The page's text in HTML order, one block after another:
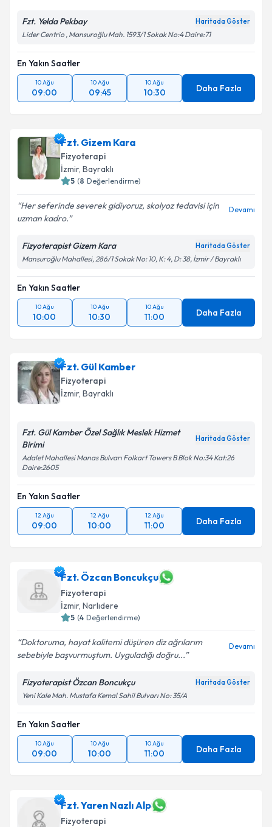
Fzt. Yelda Pekbay Haritada Göster
Lider Centrio , Mansuroğlu Mah. 1593/1 Sokak No:4 Daire:71
En Yakın Saatler
10 Ağu
09:00
10 Ağu
09:45
10 Ağu
10:30 Daha Fazla
Fzt. Gizem Kara
Fizyoterapi
İzmir, Bayraklı
5 (8 Değerlendirme)
Her seferinde severek gidiyoruz, skolyoz tedavisi için
uzman kadro.
Devamı
Fizyoterapist Gizem Kara Haritada Göster
Mansuroğlu Mahallesi, 286/1 Sokak No: 10, K: 4, D: 38, İzmir / Bayraklı
En Yakın Saatler
10 Ağu
10:00
10 Ağu
10:30
10 Ağu
11:00 Daha Fazla
Fzt. Gül Kamber
Fizyoterapi
İzmir, Bayraklı
Fzt. Gül Kamber Özel Sağlık Meslek Hizmet
Birimi
Haritada Göster
Adalet Mahallesi Manas Bulvarı Folkart Towers B Blok No:34 Kat:26
Daire:2605
En Yakın Saatler
12 Ağu
09:00
12 Ağu
10:00
12 Ağu
11:00 Daha Fazla
Fzt. Özcan Boncukçu
Fizyoterapi
İzmir, Narlıdere
5 (4 Değerlendirme)
Doktoruma, hayat kalitemi düşüren diz ağrılarım
sebebiyle başvurmuştum. Uyguladığı doğru...
Devamı
Fizyoterapist Özcan Boncukçu Haritada Göster
Yeni Kale Mah. Mustafa Kemal Sahil Bulvarı No: 35/A
En Yakın Saatler
10 Ağu
09:00
10 Ağu
10:00
10 Ağu
11:00 Daha Fazla
Fzt. Yaren Nazlı Alp
Fizyoterapi